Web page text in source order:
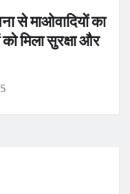
से माओवादियों का
मिला सुरक्षा और